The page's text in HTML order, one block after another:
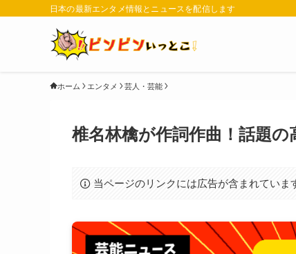
日本の最新エンタメ情報とニュースを配信します
ホーム エンタメ 芸人・芸能
椎名林檎が作詞作曲！話題の
当ページのリンクには広告が含まれていま